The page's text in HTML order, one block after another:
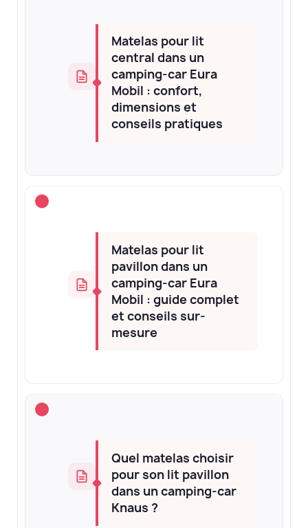
Matelas pour lit
central dans un
camping-car Eura
Mobil : confort,
dimensions et
conseils pratiques
Matelas pour lit
pavillon dans un
camping-car Eura
Mobil : guide complet
et conseils sur-
mesure
Quel matelas choisir
pour son lit pavillon
dans un camping-car
Knaus ?